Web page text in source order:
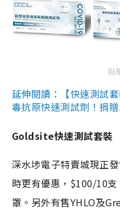
點
延伸閱讀：【快速測試
毒抗原快速測試劑！捐
Goldsite快速測試套裝
深水埗電子特賣城現正
時更有優惠，$100/10
罩。另外有售YHLO及